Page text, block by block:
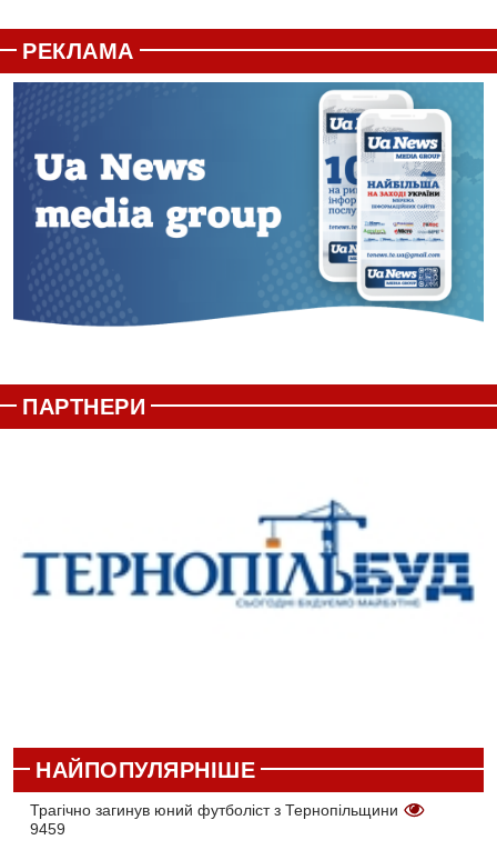
РЕКЛАМА
ПАРТНЕРИ
НАЙПОПУЛЯРНІШЕ
Трагічно загинув юний футболіст з Тернопільщини
9459